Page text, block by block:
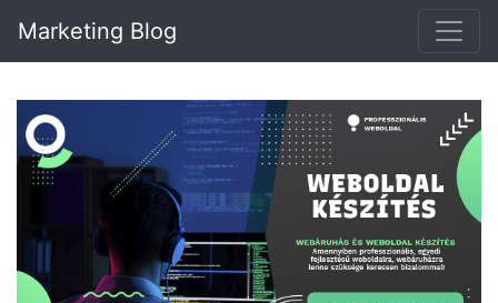
Marketing Blog